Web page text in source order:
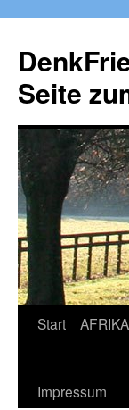
springen
Seite
Start AFRIKA
Impressum